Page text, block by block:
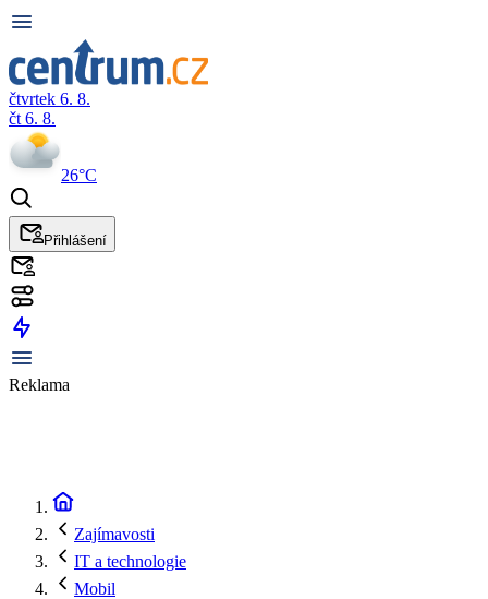
čtvrtek 6. 8.
čt 6. 8.
26°C
Přihlášení
Reklama
Zajímavosti
IT a technologie
Mobil